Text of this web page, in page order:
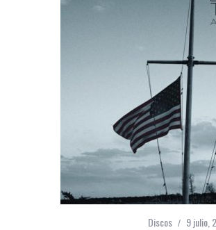
Discos 9 julio,